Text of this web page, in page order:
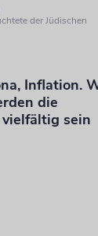
der Jüdischen
Inflation.
die
sein